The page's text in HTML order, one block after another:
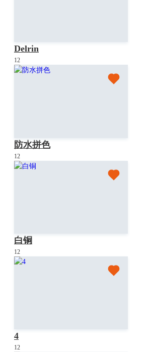
Delrin
12
防水拼色
12
白铜
12
4
12